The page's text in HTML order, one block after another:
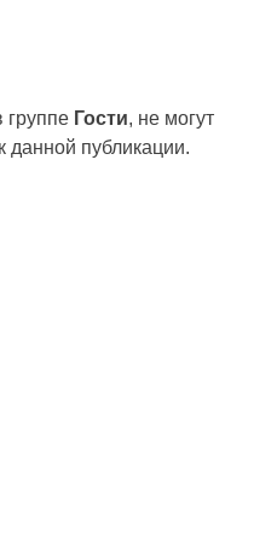
группе Гости, не могут
данной публикации.